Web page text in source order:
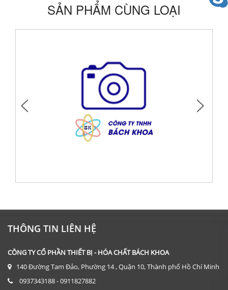
SẢN PHẨM CÙNG LOẠI
Giá: Liên hệ
THÔNG TIN LIÊN HỆ
CÔNG TY CỔ PHẦN THIẾT BỊ - HÓA CHẤT BÁCH KHOA
140 Đường Tam Đảo, Phường 14 , Quận 10, Thành phố Hồ Chí Minh
0937343188 - 0911827882